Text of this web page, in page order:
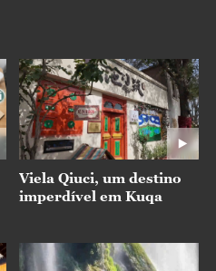
Viela Qiuci, um destino
imperdível em Kuqa